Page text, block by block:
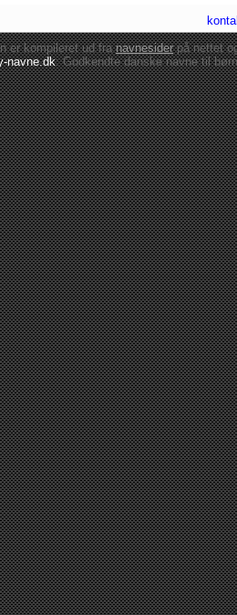
er kompileret ud franavnesiderpå nettet
navne.dk: Godkendte danskenavne til børn